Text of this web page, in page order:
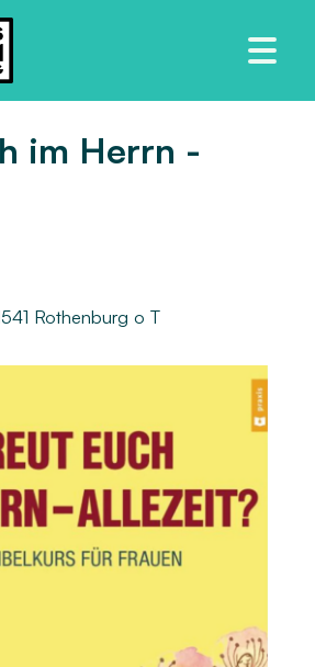
im Herrn -
Rothenburg o T